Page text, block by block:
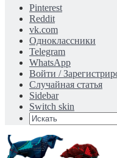
Pinterest
Reddit
vk.com
Одноклассники
Telegram
WhatsApp
Войти /
Случайная статья
Sidebar
Switch skin